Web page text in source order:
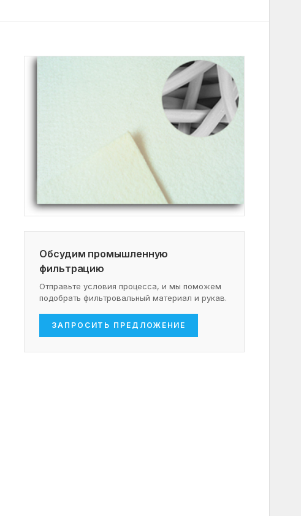
Обсудим промышленную
фильтрацию
Отправьте условия процесса, и мы поможем
подобрать фильтровальный материал и рукав.
ЗАПРОСИТЬ ПРЕДЛОЖЕНИЕ